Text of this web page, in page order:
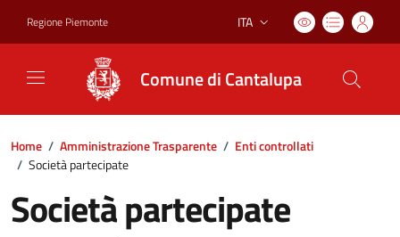
Regione Piemonte Lingua attiva:
ITA
Comune di Cantalupa
Home / Amministrazione Trasparente / Enti controllati
/ Società partecipate
Società partecipate